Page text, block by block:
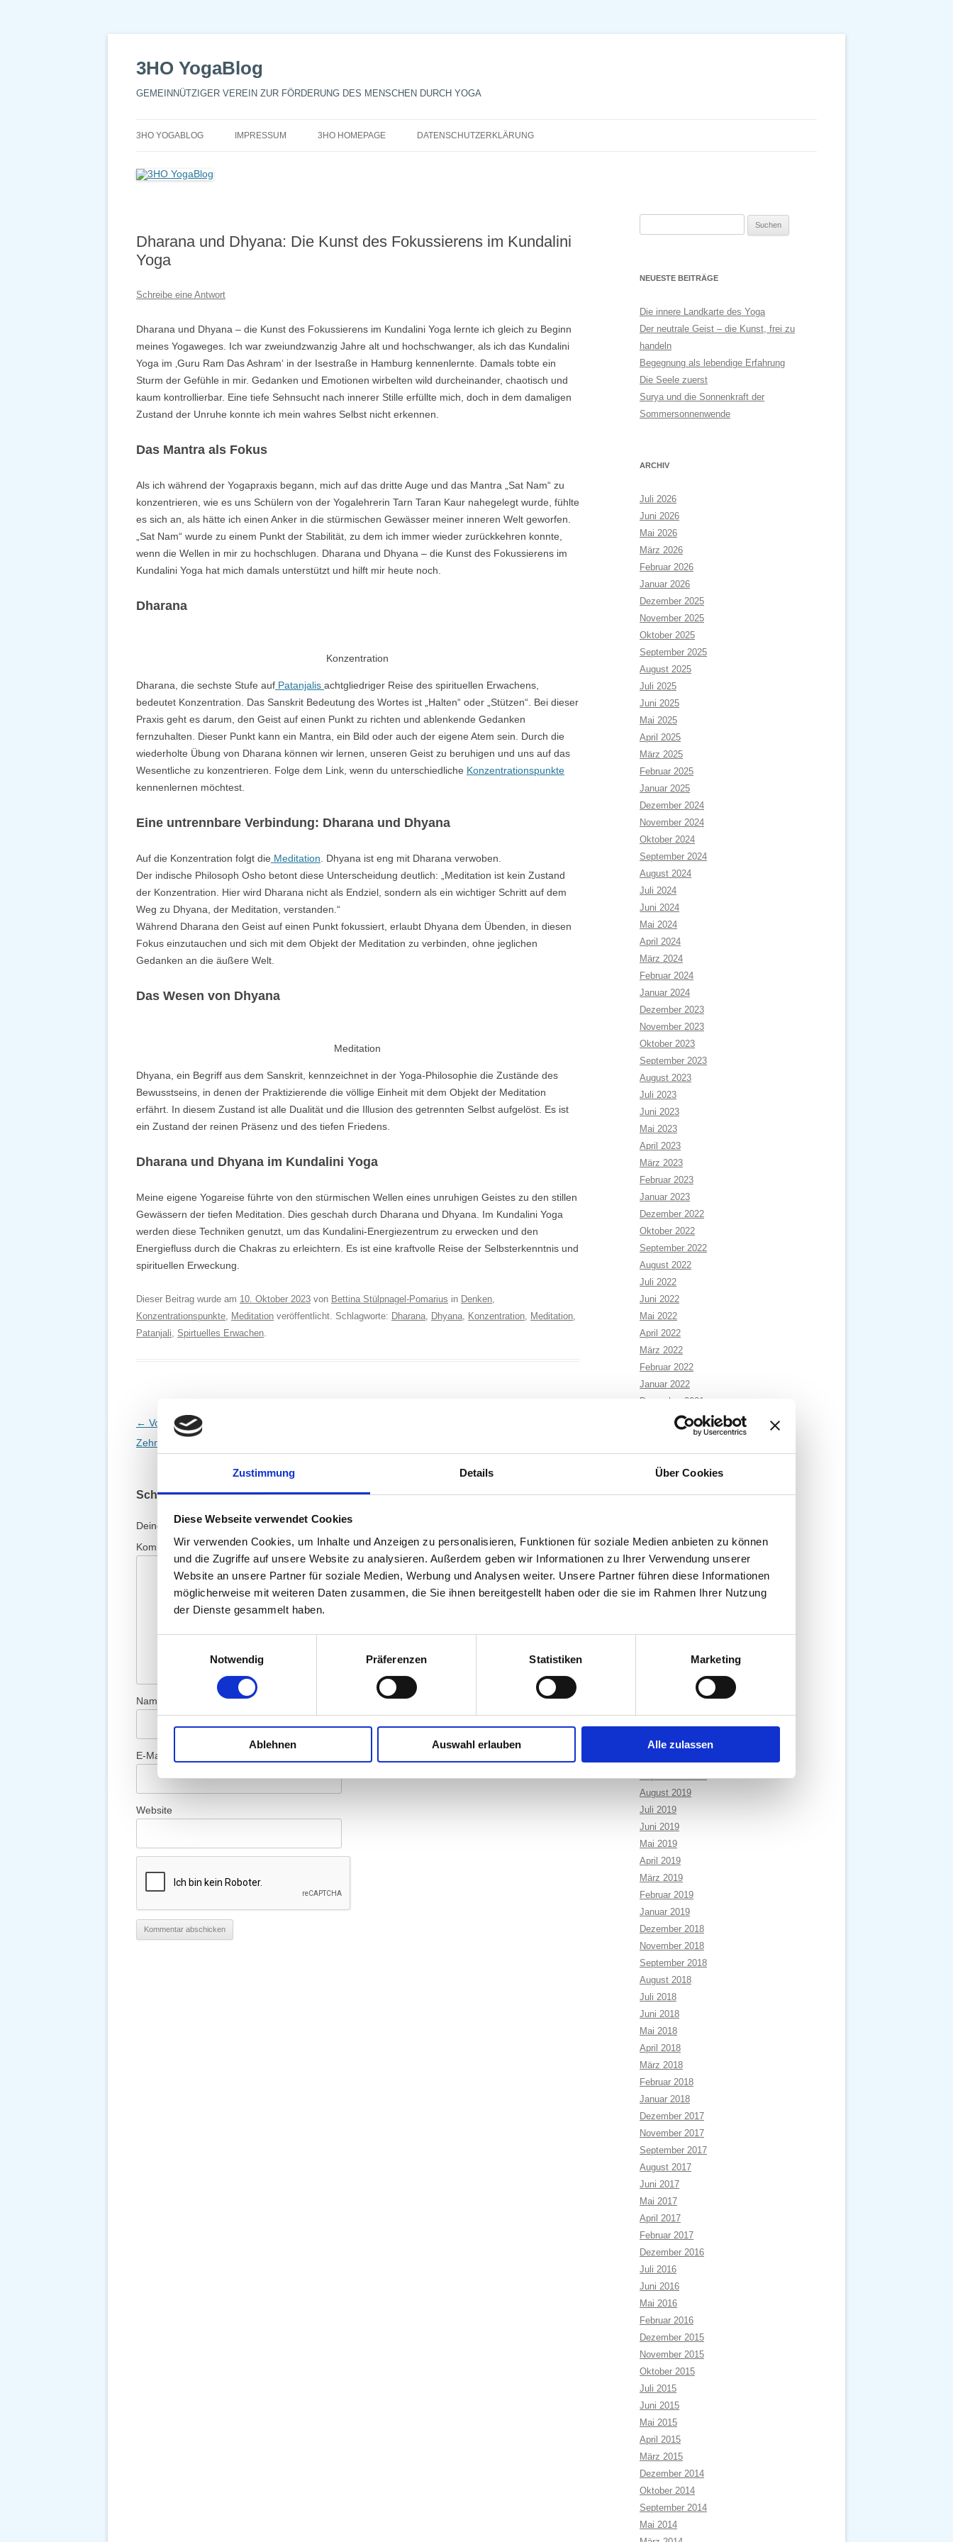
Zustimmung Details Über Cookies
Diese Webseite verwendet Cookies
Wir verwenden Cookies, um Inhalte und Anzeigen zu personalisieren, Funktionen für soziale Medien anbieten zu können
und die Zugriffe auf unsere Website zu analysieren. Außerdem geben wir Informationen zu Ihrer Verwendung unserer
Website an unsere Partner für soziale Medien, Werbung und Analysen weiter. Unsere Partner führen diese Informationen
möglicherweise mit weiteren Daten zusammen, die Sie ihnen bereitgestellt haben oder die sie im Rahmen Ihrer Nutzung
der Dienste gesammelt haben.
Notwendig
Präferenzen Statistiken Marketing
Ablehnen Auswahl erlauben Alle zulassen
3HO YogaBlog
GEMEINNÜTZIGER VEREIN ZUR FÖRDERUNG DES MENSCHEN DURCH YOGA
Inhalt
3HO YOGABLOG IMPRESSUM 3HO HOMEPAGE DATENSCHUTZERKLÄRUNG
Dharana und Dhyana: Die Kunst des Fokussierens im Kundalini
Yoga
Schreibe eine Antwort
Dharana und Dhyana – die Kunst des Fokussierens im Kundalini Yoga lernte ich gleich zu Beginn
meines Yogaweges. Ich war zweiundzwanzig Jahre alt und hochschwanger, als ich das Kundalini
Yoga im ‚Guru Ram Das Ashram‘ in der Isestraße in Hamburg kennenlernte. Damals tobte ein
Sturm der Gefühle in mir. Gedanken und Emotionen wirbelten wild durcheinander, chaotisch und
kaum kontrollierbar. Eine tiefe Sehnsucht nach innerer Stille erfüllte mich, doch in dem damaligen
Zustand der Unruhe konnte ich mein wahres Selbst nicht erkennen.
Das Mantra als Fokus
Als ich während der Yogapraxis begann, mich auf das dritte Auge und das Mantra „Sat Nam“ zu
konzentrieren, wie es uns Schülern von der Yogalehrerin Tarn Taran Kaur nahegelegt wurde, fühlte
es sich an, als hätte ich einen Anker in die stürmischen Gewässer meiner inneren Welt geworfen.
„Sat Nam“ wurde zu einem Punkt der Stabilität, zu dem ich immer wieder zurückkehren konnte,
wenn die Wellen in mir zu hochschlugen. Dharana und Dhyana – die Kunst des Fokussierens im
Kundalini Yoga hat mich damals unterstützt und hilft mir heute noch.
Dharana
Konzentration
Dharana, die sechste Stufe auf Patanjalis achtgliedriger Reise des spirituellen Erwachens,
bedeutet Konzentration. Das Sanskrit Bedeutung des Wortes ist „Halten“ oder „Stützen“. Bei dieser
Praxis geht es darum, den Geist auf einen Punkt zu richten und ablenkende Gedanken
fernzuhalten. Dieser Punkt kann ein Mantra, ein Bild oder auch der eigene Atem sein. Durch die
wiederholte Übung von Dharana können wir lernen, unseren Geist zu beruhigen und uns auf das
Wesentliche zu konzentrieren. Folge dem Link, wenn du unterschiedliche Konzentrationspunkte
kennenlernen möchtest.
Eine untrennbare Verbindung: Dharana und Dhyana
Auf die Konzentration folgt die Meditation . Dhyana ist eng mit Dharana verwoben.
Der indische Philosoph Osho betont diese Unterscheidung deutlich: „Meditation ist kein Zustand
der Konzentration. Hier wird Dharana nicht als Endziel, sondern als ein wichtiger Schritt auf dem
Weg zu Dhyana, der Meditation, verstanden.“
Während Dharana den Geist auf einen Punkt fokussiert, erlaubt Dhyana dem Übenden, in diesen
Fokus einzutauchen und sich mit dem Objekt der Meditation zu verbinden, ohne jeglichen
Gedanken an die äußere Welt.
Das Wesen von Dhyana
Meditation
Dhyana, ein Begriff aus dem Sanskrit, kennzeichnet in der Yoga-Philosophie die Zustände des
Bewusstseins, in denen der Praktizierende die völlige Einheit mit dem Objekt der Meditation
erfährt. In diesem Zustand ist alle Dualität und die Illusion des getrennten Selbst aufgelöst. Es ist
ein Zustand der reinen Präsenz und des tiefen Friedens.
Dharana und Dhyana im Kundalini Yoga
Meine eigene Yogareise führte von den stürmischen Wellen eines unruhigen Geistes zu den stillen
Gewässern der tiefen Meditation. Dies geschah durch Dharana und Dhyana. Im Kundalini Yoga
werden diese Techniken genutzt, um das Kundalini-Energiezentrum zu erwecken und den
Energiefluss durch die Chakras zu erleichtern. Es ist eine kraftvolle Reise der Selbsterkenntnis und
spirituellen Erweckung.
Dieser Beitrag wurde am 10. Oktober 2023 von Bettina Stülpnagel-Pomarius in Denken,
Konzentrationspunkte, Meditation veröffentlicht. Schlagworte: Dharana, Dhyana, Konzentration, Meditation,
Patanjali, Spirtuelles Erwachen.
Beitragsnavigation
← Von Kopf bis Fuß und darüber hinaus: Die
Zehn Körper im Kundalini Yoga
Schreibe einen Kommentar
Deine E-Mail-Adresse wird nicht veröffentlicht. Erforderliche Felder sind mit
Kommentar *
Name
E-Mail-Adresse
Website
NEUESTE BEITRÄGE
Die innere Landkarte des Yoga
Der neutrale Geist – die Kunst, frei zu
handeln
Begegnung als lebendige Erfahrung
Die Seele zuerst
Surya und die Sonnenkraft der
Sommersonnenwende
ARCHIV
Juli 2026
Juni 2026
Mai 2026
März 2026
Februar 2026
Januar 2026
Dezember 2025
November 2025
Oktober 2025
September 2025
August 2025
Juli 2025
Juni 2025
Mai 2025
April 2025
März 2025
Februar 2025
Januar 2025
Dezember 2024
November 2024
Oktober 2024
September 2024
August 2024
Juli 2024
Juni 2024
Mai 2024
April 2024
März 2024
Februar 2024
Januar 2024
Dezember 2023
November 2023
Oktober 2023
September 2023
August 2023
Juli 2023
Juni 2023
Mai 2023
April 2023
März 2023
Februar 2023
Januar 2023
Dezember 2022
Oktober 2022
September 2022
August 2022
Juli 2022
Juni 2022
Mai 2022
April 2022
März 2022
Februar 2022
Januar 2022
Dezember 2021
November 2021
Oktober 2021
September 2021
August 2021
April 2021
März 2021
Februar 2021
Januar 2021
September 2020
Januar 2020
Dezember 2019
September 2019
August 2019
Juli 2019
Juni 2019
Mai 2019
April 2019
März 2019
Februar 2019
Januar 2019
Dezember 2018
November 2018
September 2018
August 2018
Juli 2018
Juni 2018
Mai 2018
April 2018
März 2018
Februar 2018
Januar 2018
Dezember 2017
November 2017
September 2017
August 2017
Juni 2017
Mai 2017
April 2017
Februar 2017
Dezember 2016
Juli 2016
Juni 2016
Mai 2016
Februar 2016
Dezember 2015
November 2015
Oktober 2015
Juli 2015
Juni 2015
Mai 2015
April 2015
März 2015
Dezember 2014
Oktober 2014
September 2014
Mai 2014